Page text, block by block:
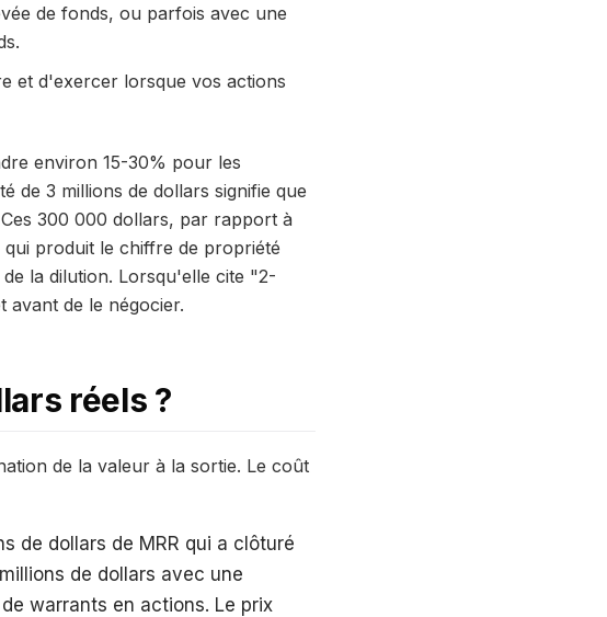
de fonds, ou parfois avec une
et d'exercer lorsque vos actions
environ 15-30% pour les
de 3 millions de dollars signifie que
300 000 dollars, par rapport à
produit le chiffre de propriété
la dilution. Lorsqu'elle cite "2-
avant de le négocier.
réels ?
de la valeur à la sortie. Le coût
de dollars de MRR qui a clôturé
de dollars avec une
warrants en actions. Le prix